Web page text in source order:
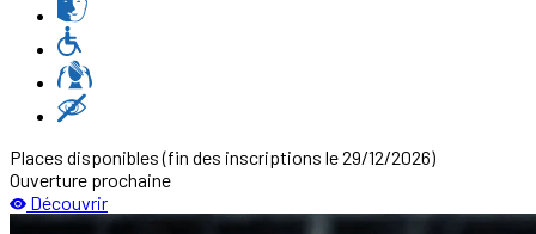
Places disponibles(fin des inscriptions le 29/12/2026)
Ouverture prochaine
Découvrir